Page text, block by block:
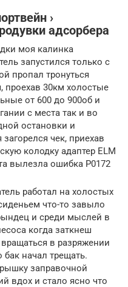
›
адсорбера
моя калинка
запустился только с
пропал тронуться
проехав 30км холостые
от 600 до 900об и
с места так и во
остановки и
чек, приехав
колодку адаптер ELM
вылезла ошибка Р0172
работал на холостых
что-то завыло
и среди мыслей в
когда заткнеш
в разряжении
бак начал трещать.
заправочной
вдох и стало ясно что